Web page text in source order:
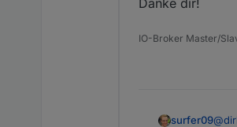
Danke dir!
IO-Broker Master/
surfer09@